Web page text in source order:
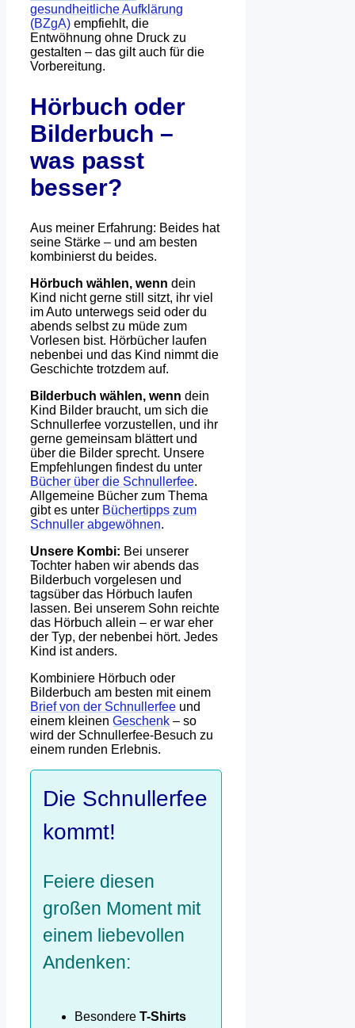
gesundheitliche Aufklärung
(BZgA) empfiehlt, die
Entwöhnung ohne Druck zu
gestalten – das gilt auch für die
Vorbereitung.
Hörbuch oder
Bilderbuch –
was passt
besser?
Aus meiner Erfahrung: Beides hat
seine Stärke – und am besten
kombinierst du beides.
Hörbuch wählen, wenn dein
Kind nicht gerne still sitzt, ihr viel
im Auto unterwegs seid oder du
abends selbst zu müde zum
Vorlesen bist. Hörbücher laufen
nebenbei und das Kind nimmt die
Geschichte trotzdem auf.
Bilderbuch wählen, wenn dein
Kind Bilder braucht, um sich die
Schnullerfee vorzustellen, und ihr
gerne gemeinsam blättert und
über die Bilder sprecht. Unsere
Empfehlungen findest du unter
Bücher über die Schnullerfee.
Allgemeine Bücher zum Thema
gibt es unter Büchertipps zum
Schnuller abgewöhnen.
Unsere Kombi: Bei unserer
Tochter haben wir abends das
Bilderbuch vorgelesen und
tagsüber das Hörbuch laufen
lassen. Bei unserem Sohn reichte
das Hörbuch allein – er war eher
der Typ, der nebenbei hört. Jedes
Kind ist anders.
Kombiniere Hörbuch oder
Bilderbuch am besten mit einem
Brief von der Schnullerfee und
einem kleinen Geschenk – so
wird der Schnullerfee-Besuch zu
einem runden Erlebnis.
Die Schnullerfee
kommt!
Feiere diesen
großen Moment mit
einem liebevollen
Andenken:
Besondere T-Shirts